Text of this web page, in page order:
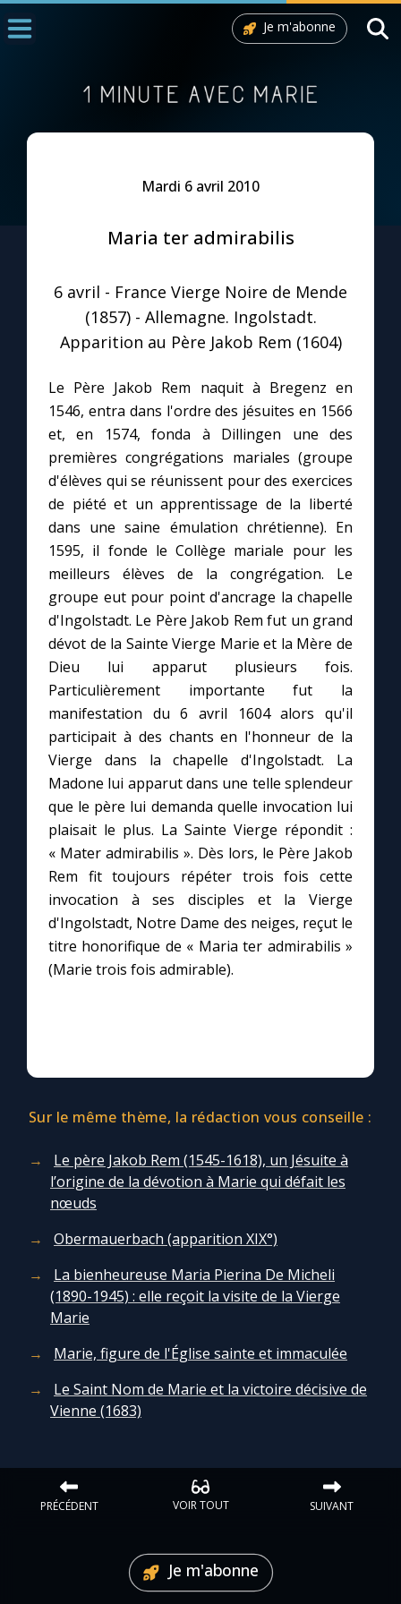
L'actualité de la semaine
La chaîne Youtube
La newsletter
La vidéo de la semaine
Le compte Tiktok
Le magazine
Le site internet
Questions-réponses
Prier au quotidien
Avec Thérèse de Lisieux
L'Évangile chaque jour
Les premiers samedis du mois
Marie qui défait les nœuds
Me consacrer à Jésus par Marie
Mes intentions de prière
À la une
1000 Raisons de Croire
Chapelet pour le monde
Faire un don
Marie de Nazareth
Je m'abonne
Mardi 6 avril 2010
Maria ter admirabilis
6 avril - France Vierge Noire de Mende
(1857) - Allemagne. Ingolstadt.
Apparition au Père Jakob Rem (1604)
Le Père Jakob Rem naquit à Bregenz en
1546, entra dans l'ordre des jésuites en 1566
et, en 1574, fonda à Dillingen une des
premières congrégations mariales (groupe
d'élèves qui se réunissent pour des exercices
de piété et un apprentissage de la liberté
dans une saine émulation chrétienne). En
1595, il fonde le Collège mariale pour les
meilleurs élèves de la congrégation. Le
groupe eut pour point d'ancrage la chapelle
d'Ingolstadt. Le Père Jakob Rem fut un grand
dévot de la Sainte Vierge Marie et la Mère de
Dieu lui apparut plusieurs fois.
Particulièrement importante fut la
manifestation du 6 avril 1604 alors qu'il
participait à des chants en l'honneur de la
Vierge dans la chapelle d'Ingolstadt. La
Madone lui apparut dans une telle splendeur
que le père lui demanda quelle invocation lui
plaisait le plus. La Sainte Vierge répondit :
« Mater admirabilis ». Dès lors, le Père Jakob
Rem fit toujours répéter trois fois cette
invocation à ses disciples et la Vierge
d'Ingolstadt, Notre Dame des neiges, reçut le
titre honorifique de « Maria ter admirabilis »
(Marie trois fois admirable).
Sur le même thème, la rédaction vous conseille :
Le père Jakob Rem (1545-1618), un Jésuite à
l’origine de la dévotion à Marie qui défait les
nœuds
Obermauerbach (apparition XIX°)
La bienheureuse Maria Pierina De Micheli
(1890-1945) : elle reçoit la visite de la Vierge
Marie
Marie, figure de l'Église sainte et immaculée
Le Saint Nom de Marie et la victoire décisive de
Vienne (1683)
PRÉCÉDENT VOIR TOUT SUIVANT
Je m'abonne